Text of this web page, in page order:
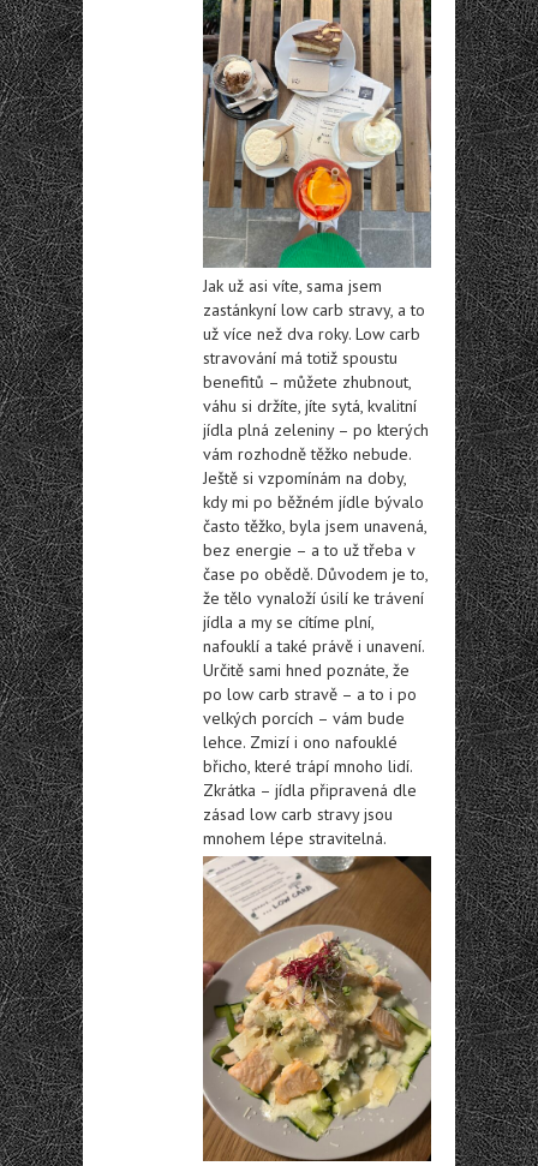
Jak už asi víte, sama jsem
zastánkyní low carb stravy, a to
už více než dva roky. Low carb
stravování má totiž spoustu
benefitů – můžete zhubnout,
váhu si držíte, jíte sytá, kvalitní
jídla plná zeleniny – po kterých
vám rozhodně těžko nebude.
Ještě si vzpomínám na doby,
kdy mi po běžném jídle bývalo
často těžko, byla jsem unavená,
bez energie – a to už třeba v
čase po obědě. Důvodem je to,
že tělo vynaloží úsilí ke trávení
jídla a my se cítíme plní,
nafouklí a také právě i unavení.
Určitě sami hned poznáte, že
po low carb stravě – a to i po
velkých porcích – vám bude
lehce. Zmizí i ono nafouklé
břicho, které trápí mnoho lidí.
Zkrátka – jídla připravená dle
zásad low carb stravy jsou
mnohem lépe stravitelná.